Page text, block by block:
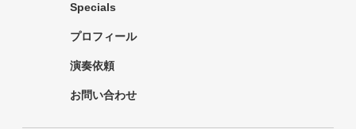
Specials
プロフィール
演奏依頼
お問い合わせ